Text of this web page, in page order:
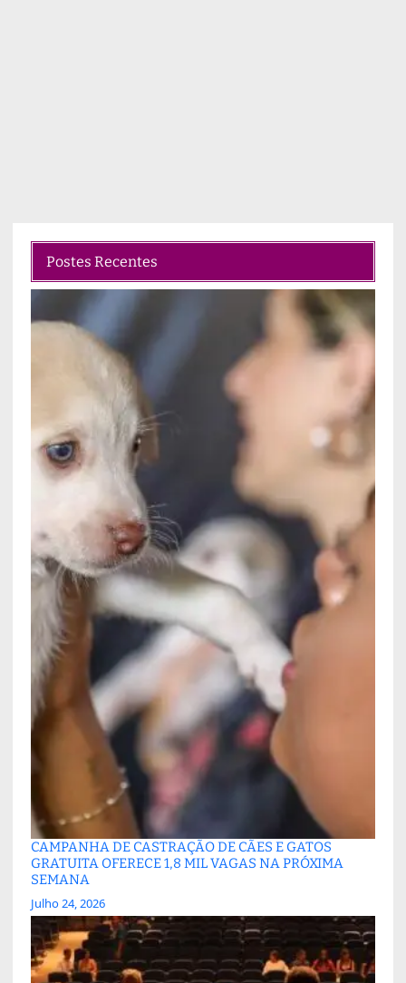
Postes Recentes
CAMPANHA DE CASTRAÇÃO DE CÃES E GATOS
GRATUITA OFERECE 1,8 MIL VAGAS NA PRÓXIMA
SEMANA
Julho 24, 2026